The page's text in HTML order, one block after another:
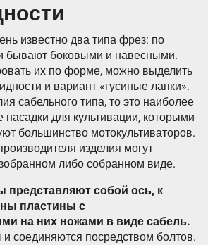
известно два типа фрез: по
бывают боковыми и навесными.
их по форме, можно выделить
и вариант «гусиные лапки».
сабельного типа, то это наиболее
для культивации, которыми
большинство мотокультиваторов.
изделия могут
либо собранном виде.
представляют собой ось, к
пластины с
на них ножами в виде сабель.
соединяются посредством болтов.